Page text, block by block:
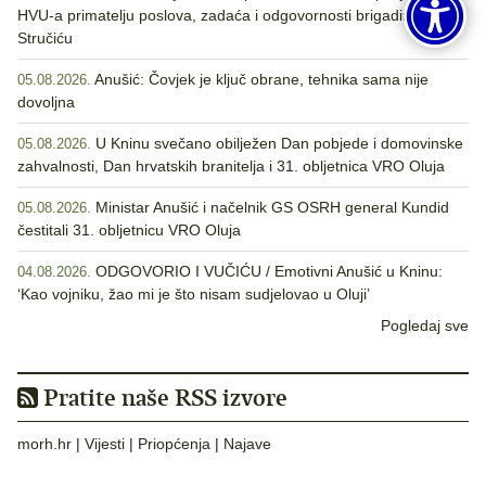
HVU-a primatelju poslova, zadaća i odgovornosti brigadiru
Stručiću
05.08.2026. Anušić: Čovjek je ključ obrane, tehnika sama nije
dovoljna
05.08.2026. U Kninu svečano obilježen Dan pobjede i domovinske
zahvalnosti, Dan hrvatskih branitelja i 31. obljetnica VRO Oluja
05.08.2026. Ministar Anušić i načelnik GS OSRH general Kundid
čestitali 31. obljetnicu VRO Oluja
04.08.2026. ODGOVORIO I VUČIĆU / Emotivni Anušić u Kninu:
‘Kao vojniku, žao mi je što nisam sudjelovao u Oluji’
Pogledaj sve
Pratite naše RSS izvore
morh.hr | Vijesti | Priopćenja | Najave